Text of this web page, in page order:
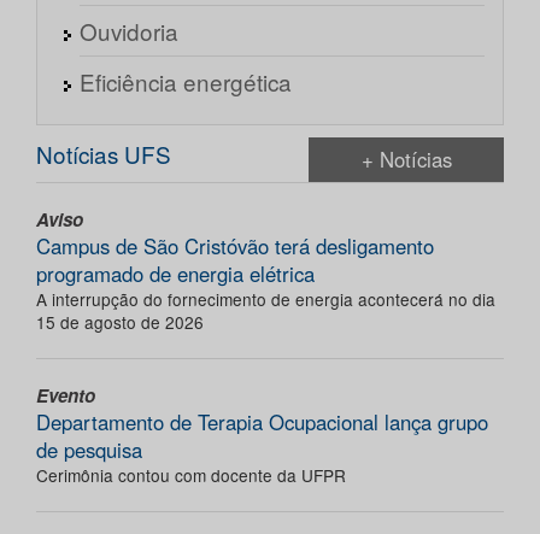
Ouvidoria
Eficiência energética
Notícias UFS + Notícias
Aviso
Campus de São Cristóvão terá desligamento
programado de energia elétrica
A interrupção do fornecimento de energia acontecerá no dia
15 de agosto de 2026
Evento
Departamento de Terapia Ocupacional lança grupo
de pesquisa
Cerimônia contou com docente da UFPR